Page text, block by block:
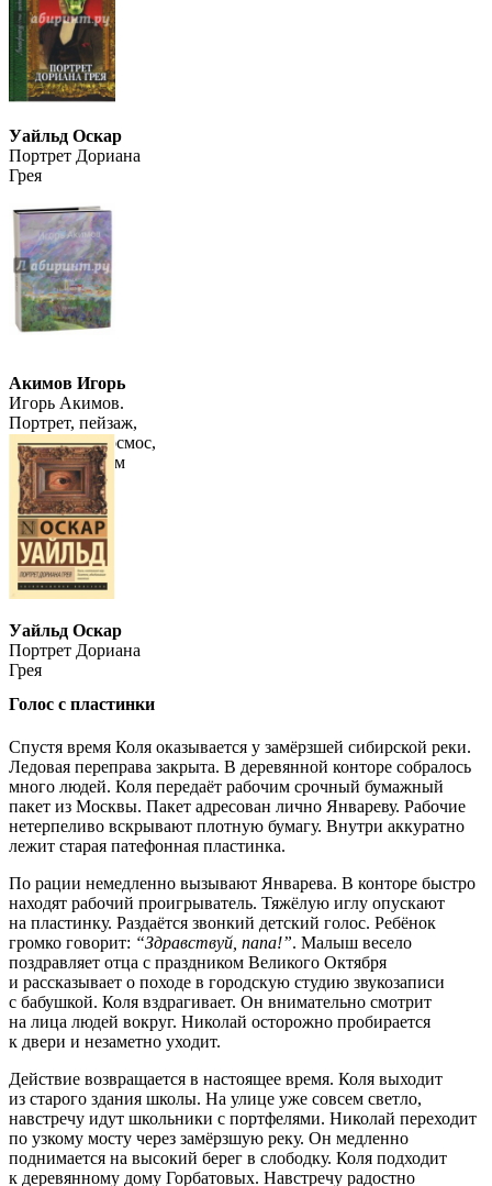
Уайльд Оскар
Портрет Дориана
Грея
Акимов Игорь
Игорь Акимов.
Портрет, пейзаж,
натюрморт, космос,
разное. Альбом
Уайльд Оскар
Портрет Дориана
Грея
Голос с пластинки
Спустя время Коля оказывается у замёрзшей сибирской реки.
Ледовая переправа закрыта. В деревянной конторе собралось
много людей. Коля передаёт рабочим срочный бумажный
пакет из Москвы. Пакет адресован лично Январеву. Рабочие
нетерпеливо вскрывают плотную бумагу. Внутри аккуратно
лежит старая патефонная пластинка.
По рации немедленно вызывают Январева. В конторе быстро
находят рабочий проигрыватель. Тяжёлую иглу опускают
на пластинку. Раздаётся звонкий детский голос. Ребёнок
громко говорит: “Здравствуй, папа!”. Малыш весело
поздравляет отца с праздником Великого Октября
и рассказывает о походе в городскую студию звукозаписи
с бабушкой. Коля вздрагивает. Он внимательно смотрит
на лица людей вокруг. Николай осторожно пробирается
к двери и незаметно уходит.
Действие возвращается в настоящее время. Коля выходит
из старого здания школы. На улице уже совсем светло,
навстречу идут школьники с портфелями. Николай переходит
по узкому мосту через замёрзшую реку. Он медленно
поднимается на высокий берег в слободку. Коля подходит
к деревянному дому Горбатовых. Навстречу радостно